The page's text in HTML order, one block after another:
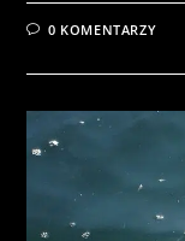
0 KOMENTARZY